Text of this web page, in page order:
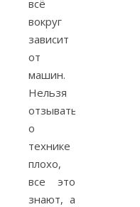
всё
вокруг
зависит
от
машин.
Нельзя
отзываться
о
технике
плохо,
все это
знают, а